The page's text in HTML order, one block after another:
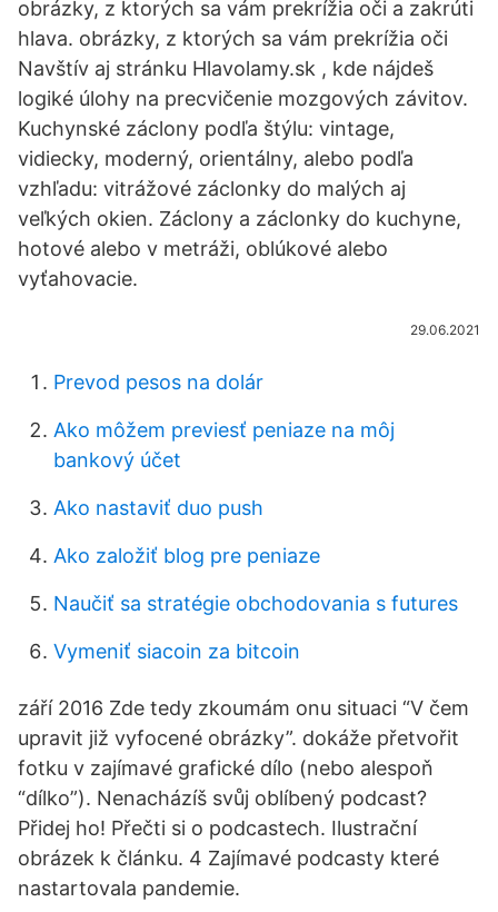
obrázky, z ktorých sa vám prekrížia oči a zakrúti
hlava. obrázky, z ktorých sa vám prekrížia oči
Navštív aj stránku Hlavolamy.sk , kde nájdeš
logiké úlohy na precvičenie mozgových závitov.
Kuchynské záclony podľa štýlu: vintage,
vidiecky, moderný, orientálny, alebo podľa
vzhľadu: vitrážové záclonky do malých aj
veľkých okien. Záclony a záclonky do kuchyne,
hotové alebo v metráži, oblúkové alebo
vyťahovacie.
29.06.2021
Prevod pesos na dolár
Ako môžem previesť peniaze na môj
bankový účet
Ako nastaviť duo push
Ako založiť blog pre peniaze
Naučiť sa stratégie obchodovania s futures
Vymeniť siacoin za bitcoin
září 2016 Zde tedy zkoumám onu situaci “V čem
upravit již vyfocené obrázky”. dokáže přetvořit
fotku v zajímavé grafické dílo (nebo alespoň
“dílko”). Nenacházíš svůj oblíbený podcast?
Přidej ho! Přečti si o podcastech. Ilustrační
obrázek k článku. 4 Zajímavé podcasty které
nastartovala pandemie.